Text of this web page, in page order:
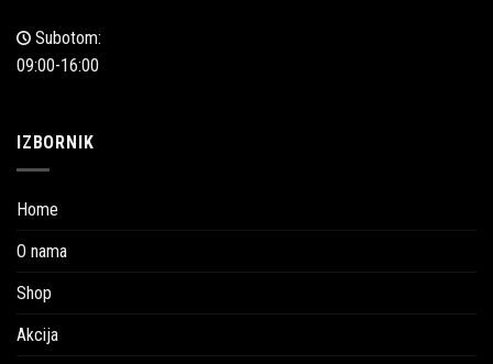
Subotom:
09:00-16:00
IZBORNIK
Home
O nama
Shop
Akcija